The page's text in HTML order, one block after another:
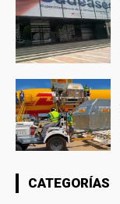
CATEGORÍAS